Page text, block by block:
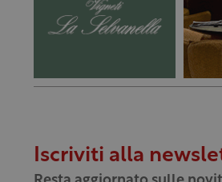
Iscriviti alla